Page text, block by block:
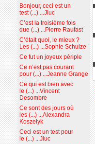
Bonjour, ceci est un
test (...) ...Jluc
C’est la troisième fois
que (...) ...Pierre Raufast
C’était quoi, le mieux ?
Les (...) ...Sophie Schulze
Ce fut un joyeux périple
Ce n’est pas courant
pour (...) ...Jeanne Grange
Ce qui est bien avec
le (...) ...Vincent
Desombre
Ce sont des jours où
les (...) ...Alexandra
Koszelyk
Ceci est un test pour
le (...) ...Jluc